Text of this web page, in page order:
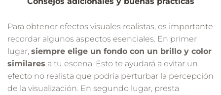
Para obtener efectos visuales realistas, es importante
recordar algunos aspectos esenciales. En primer
lugar, siempre elige un fondo con un brillo y color
similares a tu escena. Esto te ayudará a evitar un
efecto no realista que podría perturbar la percepción
de la visualización. En segundo lugar, presta